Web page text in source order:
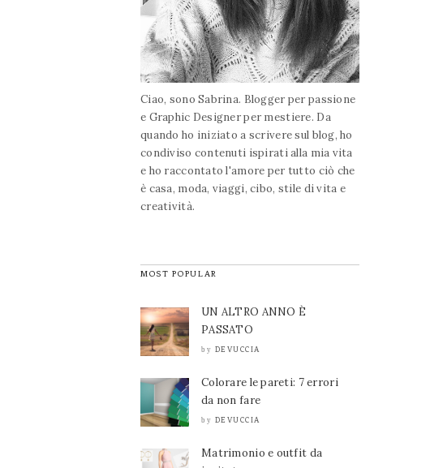
Ciao, sono Sabrina. Blogger per passione
e Graphic Designer per mestiere. Da
quando ho iniziato a scrivere sul blog, ho
condiviso contenuti ispirati alla mia vita
e ho raccontato l'amore per tutto ciò che
è casa, moda, viaggi, cibo, stile di vita e
creatività.
MOST POPULAR
UN ALTRO ANNO È
PASSATO
by DEVUCCIA
Colorare le pareti: 7 errori
da non fare
by DEVUCCIA
Matrimonio e outfit da